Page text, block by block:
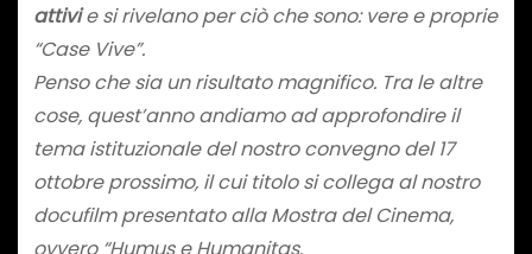
attivie si rivelano per ciò che sono: vere e proprie
“Case Vive”.
Penso che sia un risultato magnifico. Tra le altre
cose, quest’anno andiamo ad approfondire il
tema istituzionale del nostro convegno del 17
ottobre prossimo, il cui titolo si collega al nostro
docufilm presentato alla Mostra del Cinema,
ovvero “Humus e Humanitas.